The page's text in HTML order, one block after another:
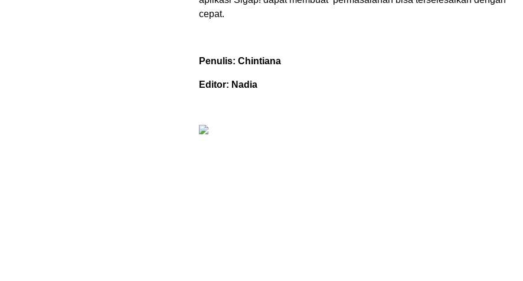
cepat.
Penulis: Chintiana
Editor: Nadia